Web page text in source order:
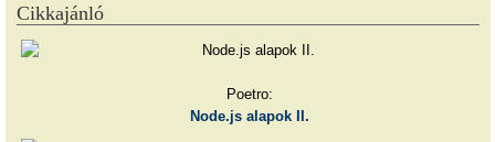
Cikkajánló
Poetro:
Node.js alapok II.